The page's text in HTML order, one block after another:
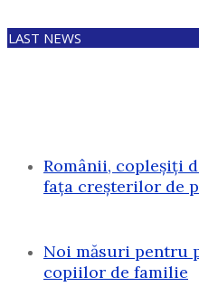
LAST NEWS
Românii, copleșiți
fața creșterilor de
Noi măsuri pentru
copiilor de familie